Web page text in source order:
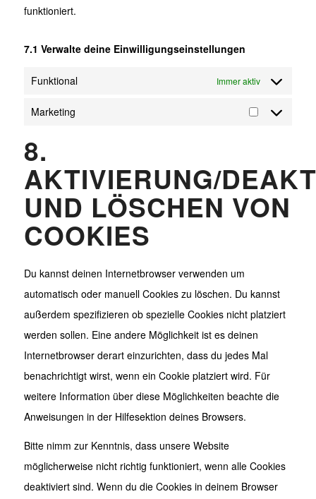
funktioniert.
7.1 Verwalte deine Einwilligungseinstellungen
Funktional Immer aktiv
Marketing
8.
AKTIVIERUNG/
UND LÖSCHEN VON
COOKIES
Du kannst deinen Internetbrowser verwenden um
automatisch oder manuell Cookies zu löschen. Du kannst
außerdem spezifizieren ob spezielle Cookies nicht platziert
werden sollen. Eine andere Möglichkeit ist es deinen
Internetbrowser derart einzurichten, dass du jedes Mal
benachrichtigt wirst, wenn ein Cookie platziert wird. Für
weitere Information über diese Möglichkeiten beachte die
Anweisungen in der Hilfesektion deines Browsers.
Bitte nimm zur Kenntnis, dass unsere Website
möglicherweise nicht richtig funktioniert, wenn alle Cookies
deaktiviert sind. Wenn du die Cookies in deinem Browser